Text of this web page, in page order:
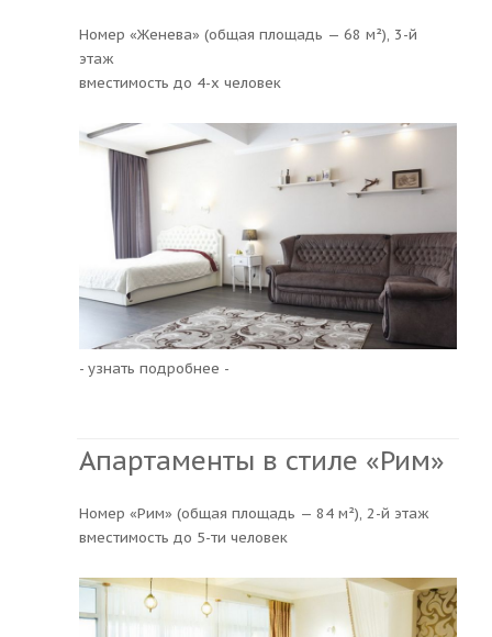
Номер «Женева» (общая площадь — 68 м²), 3-й
этаж
вместимость до 4-х человек
- узнать подробнее -
Апартаменты в стиле «Рим»
Номер «Рим» (общая площадь — 84 м²), 2-й этаж
вместимость до 5-ти человек